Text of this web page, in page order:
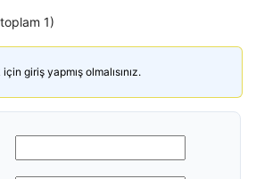
1)
giriş yapmış olmalısınız.